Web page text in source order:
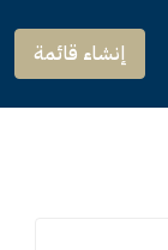
إنشاء قائمة